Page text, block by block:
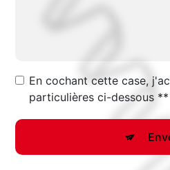
En cochant cette case,
particulières ci-dessous **